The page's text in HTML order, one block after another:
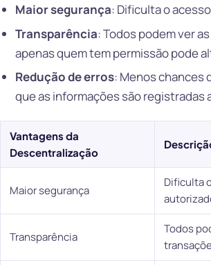
Maior segurança: Dificulta o
Transparência: Todos podem ver
apenas quem tem permissão pode
Redução de erros: Menos chances
que as informações são
Vantagens da
Descentralização
Maior segurança
Dificulta
Transparência
Todos